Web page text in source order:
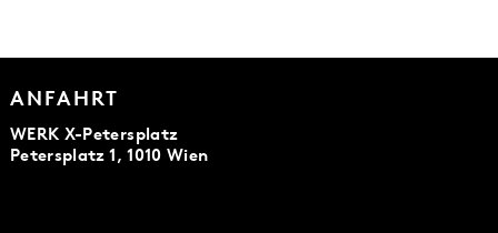
ANFAHRT
WERK X-Petersplatz
Petersplatz 1, 1010 Wien